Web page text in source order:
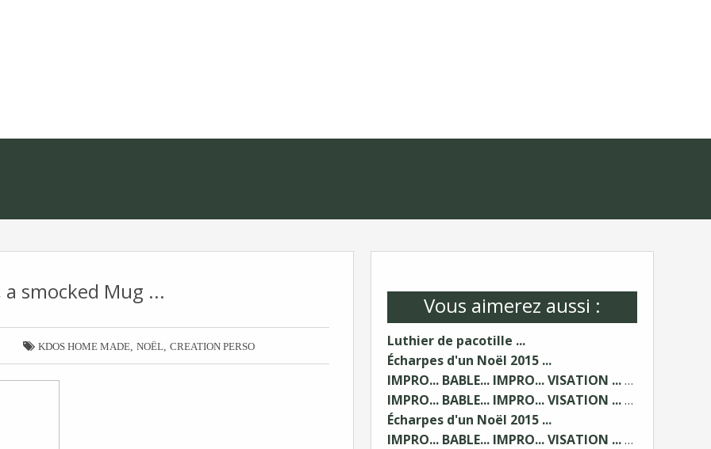
Vous aimerez aussi :
Luthier de pacotille ...
Écharpes d'un Noël 2015 ...
IMPRO... BABLE... IMPRO... VISATION ... 2/2 ...
IMPRO... BABLE... IMPRO... VISATION ... 1/2
Écharpes d'un Noël 2015 ...
IMPRO... BABLE... IMPRO... VISATION ... 2/2 ...
a smocked Mug ...
 KDOS HOME MADE, NOËL CREATION PERSO